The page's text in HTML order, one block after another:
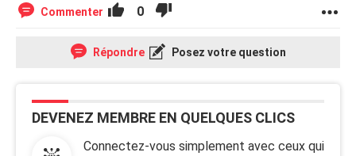
Commenter 0
Répondre Posez votre question
DEVENEZ MEMBRE EN QUELQUES CLICS
Connectez-vous simplement avec ceux qui